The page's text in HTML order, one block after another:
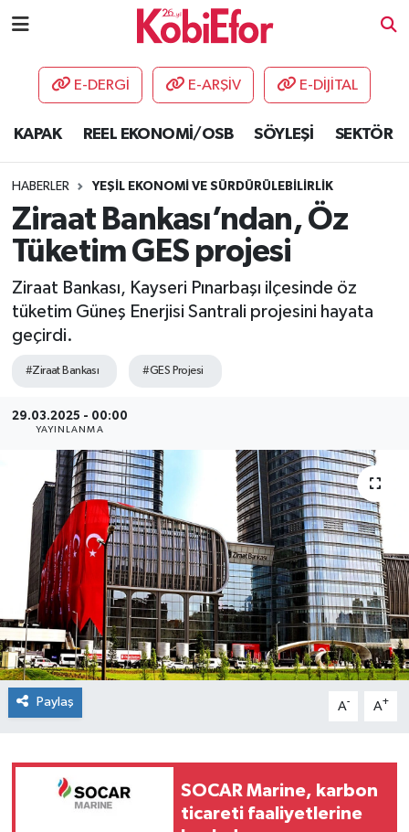
E-DERGİ E-ARŞİV E-DİJİTAL
KAPAK REEL EKONOMİ/OSB SÖYLEŞİ SEKTÖR
HABERLER YEŞİL EKONOMİ VE SÜRDÜRÜLEBİLİRLİK
Ziraat Bankası’ndan, Öz
Tüketim GES projesi
Ziraat Bankası, Kayseri Pınarbaşı ilçesinde öz
tüketim Güneş Enerjisi Santrali projesini hayata
geçirdi.
#Ziraat Bankası #GES Projesi
29.03.2025 - 00:00
YAYINLANMA
Paylaş A- A+
SOCAR Marine, karbon
ticareti faaliyetlerine
AKADEMİ
DESTEK-TEŞVİK
ETKİNLİK
GÜNCEL
HABERLER
ŞİRKET PANO
SÖYLEŞİ
ÜLKE
YAŞAM